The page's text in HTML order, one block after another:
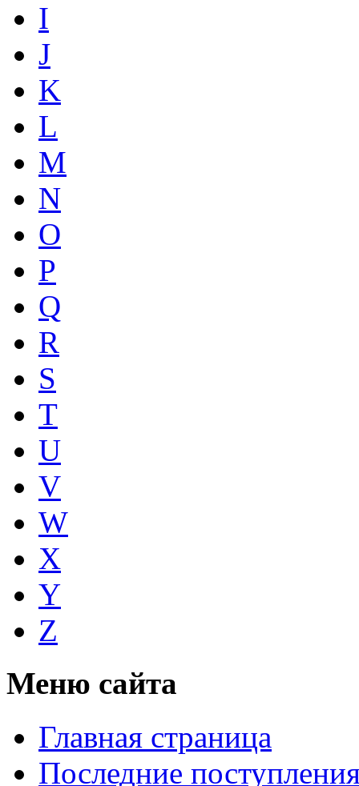
I
J
K
L
M
N
O
P
Q
R
S
T
U
V
W
X
Y
Z
Меню сайта
Главная страница
Последние